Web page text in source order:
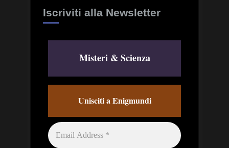
Iscriviti alla Newsletter
Misteri & Scienza
Unisciti a Enigmundi